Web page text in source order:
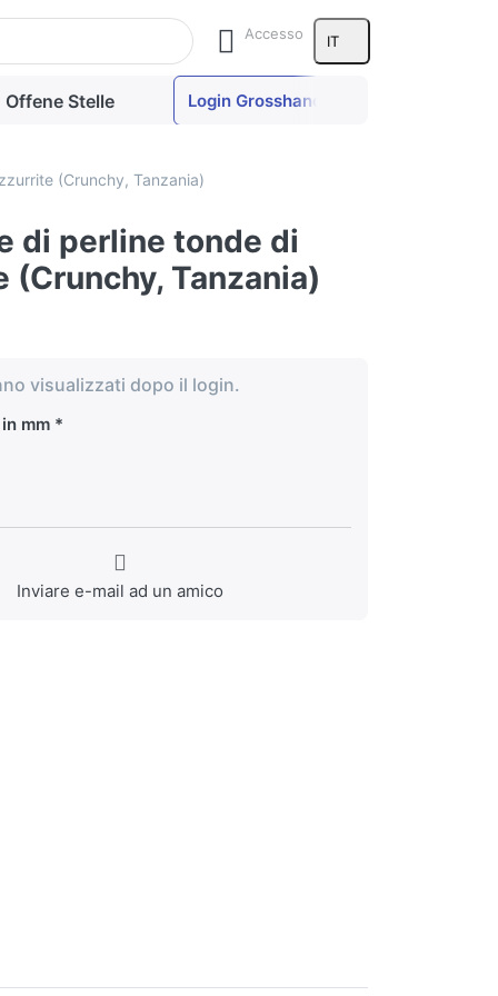
Accesso IT
Offene Stelle Login Grosshandel
(Crunchy, Tanzania)
di perline tonde di
(Crunchy, Tanzania)
visualizzati dopo il login.
mm
Inviare e-mail ad un amico